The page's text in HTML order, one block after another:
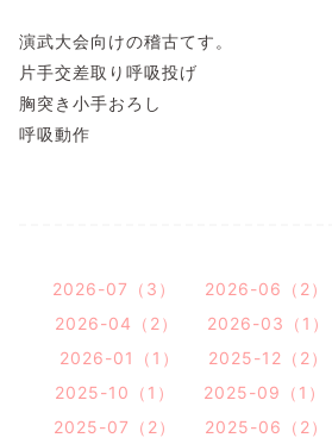
演武大会向けの稽古てす。
片手交差取り呼吸投げ
胸突き小手おろし
呼吸動作
2026-07（3） 2026-06（2）
2026-04（2）
2026-03（1）
2026-01（1）
2025-12（2）
2025-10（1）
2025-09（1）
2025-07（2）
2025-06（2）